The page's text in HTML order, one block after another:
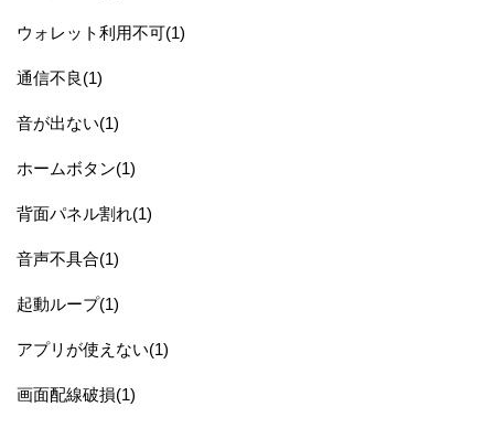
ウォレット利用不可(1)
通信不良(1)
音が出ない(1)
ホームボタン(1)
背面パネル割れ(1)
音声不具合(1)
起動ループ(1)
アプリが使えない(1)
画面配線破損(1)